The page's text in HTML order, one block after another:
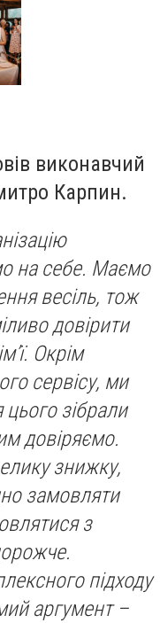
виконавчий
Карпин.
на себе. Маємо
весіль, тож
довірити
Окрім
сервісу, ми
зібрали
довіряємо.
знижку,
замовляти
з
підходу
аргумент –